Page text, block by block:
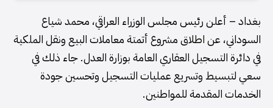
بغداد – أعلن رئيس مجلس الوزراء العراقي، محمد شياع
السوداني، عن اطلاق مشروع أتمتة معاملات البيع ونقل الملكية
في دائرة التسجيل العقاري العامة بوزارة العدل. جاء ذلك في
سعي لتبسيط وتسريع عمليات التسجيل وتحسين جودة
الخدمات المقدمة للمواطنين.